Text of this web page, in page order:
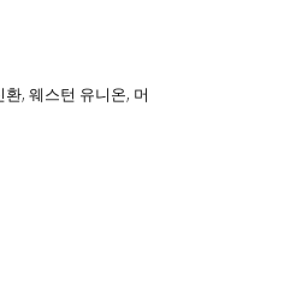
, 웨스턴 유니온, 머